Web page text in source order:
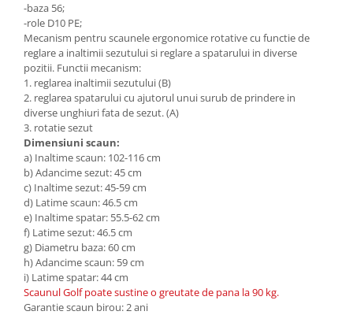
-baza 56;
-role D10 PE;
Mecanism pentru scaunele ergonomice rotative cu functie de
reglare a inaltimii sezutului si reglare a spatarului in diverse
pozitii. Functii mecanism:
1. reglarea inaltimii sezutului (B)
2. reglarea spatarului cu ajutorul unui surub de prindere in
diverse unghiuri fata de sezut. (A)
3. rotatie sezut
Dimensiuni scaun:
a) Inaltime scaun: 102-116 cm
b) Adancime sezut: 45 cm
c) Inaltime sezut: 45-59 cm
d) Latime scaun: 46.5 cm
e) Inaltime spatar: 55.5-62 cm
f) Latime sezut: 46.5 cm
g) Diametru baza: 60 cm
h) Adancime scaun: 59 cm
i) Latime spatar: 44 cm
Scaunul Golf poate sustine o greutate de pana la 90 kg.
Garantie scaun birou: 2 ani